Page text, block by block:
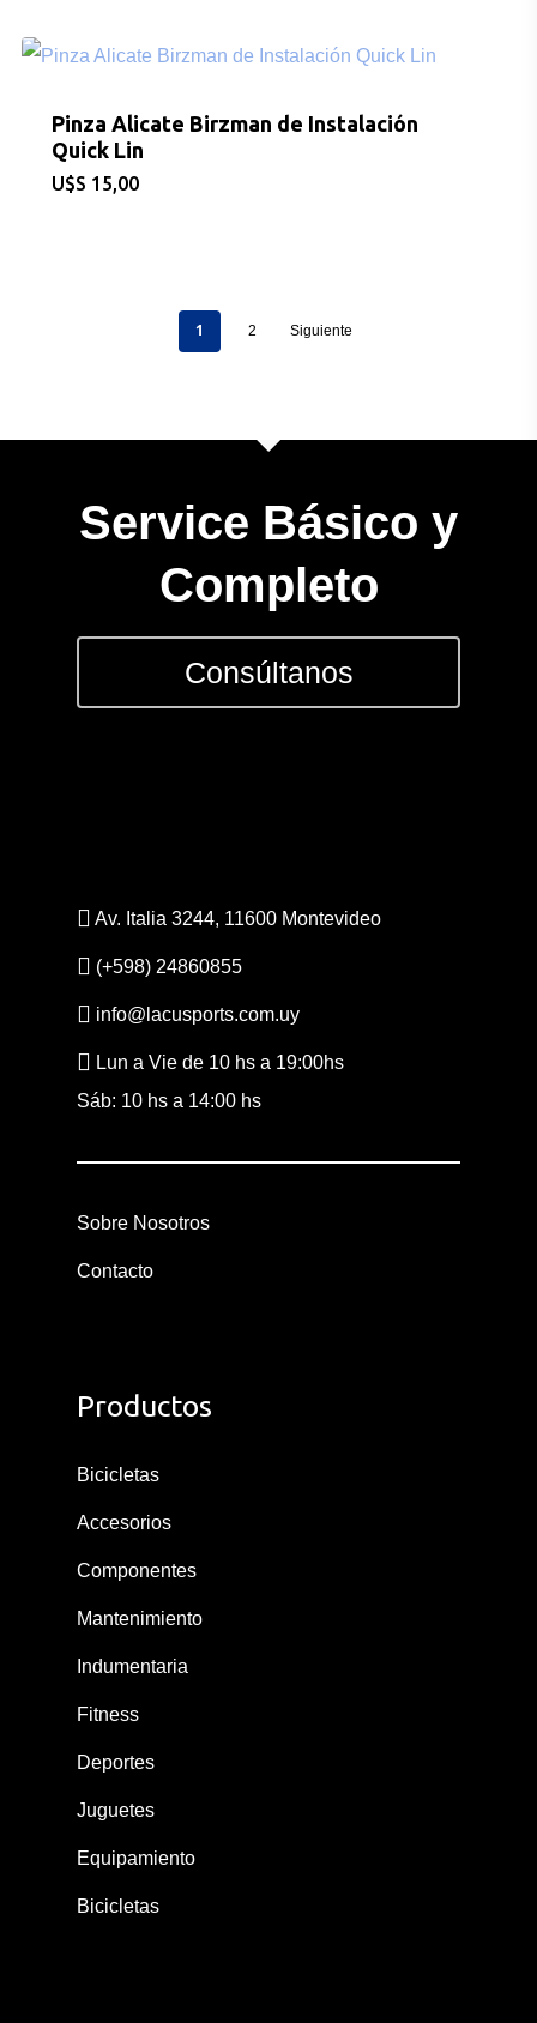
Pinza Alicate Birzman de Instalación
Quick Lin
$ 15,00
1 2 Siguiente
Service Básico y
Completo
Consúltanos
Av. Italia 3244, 11600 Montevideo
(+598) 24860855
info@lacusports.com.uy
Lun a Vie de 10 hs a 19:00hs
Sáb: 10 hs a 14:00 hs
Sobre Nosotros
Contacto
Productos
Bicicletas
Accesorios
Componentes
Mantenimiento
Indumentaria
Fitness
Deportes
Juguetes
Equipamiento
Bicicletas
FITNESS
Contacto